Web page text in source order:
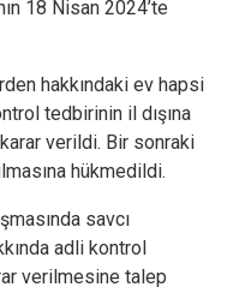
18 Nisan 2024’te
hakkındaki ev hapsi
tedbirinin il dışına
verildi. Bir sonraki
hükmedildi.
savcı
adli kontrol
verilmesine talep